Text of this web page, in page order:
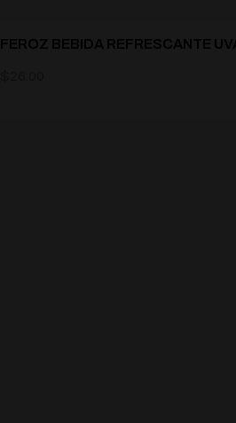
FEROZ BEBIDA REFRESCANTE